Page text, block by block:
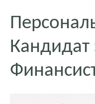
Кандидат